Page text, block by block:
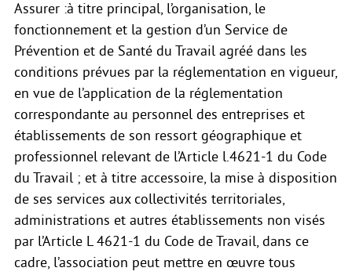
Assurer :à titre principal, l’organisation, le
fonctionnement et la gestion d’un Service de
Prévention et de Santé du Travail agréé dans les
conditions prévues par la réglementation en vigueur,
en vue de l’application de la réglementation
correspondante au personnel des entreprises et
établissements de son ressort géographique et
professionnel relevant de l’Article l.4621-1 du Code
du Travail ; et à titre accessoire, la mise à disposition
de ses services aux collectivités territoriales,
administrations et autres établissements non visés
par l’Article L 4621-1 du Code de Travail, dans ce
cadre, l’association peut mettre en œuvre tous